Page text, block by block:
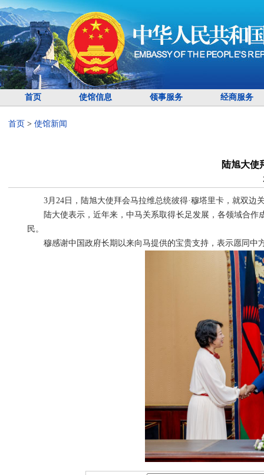
首页 使馆信息 领事服务 经商服务
首页 > 使馆新闻
陆旭大使
3月24日，陆旭大使拜会马拉维总统彼得·穆塔里卡，就双边
陆大使表示，近年来，中马关系取得长足发展，各领域合
民。
穆感谢中国政府长期以来向马提供的宝贵支持，表示愿同